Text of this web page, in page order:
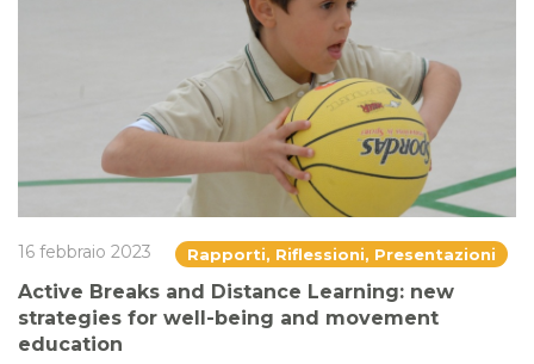
16 febbraio 2023 Rapporti, Riflessioni, Presentazioni
Active Breaks and Distance Learning: new
strategies for well-being and movement
education